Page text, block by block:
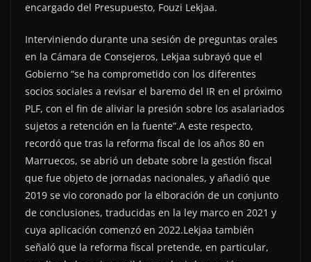
encargado del Presupuesto, Fouzi Lekjaa.
Interviniendo durante una sesión de preguntas orales
en la Cámara de Consejeros, Lekjaa subrayó que el
Gobierno “se ha comprometido con los diferentes
socios sociales a revisar el baremo del IR en el próximo
PLF, con el fin de aliviar la presión sobre los asalariados
sujetos a retención en la fuente”.A este respecto,
recordó que tras la reforma fiscal de los años 80 en
Marruecos, se abrió un debate sobre la gestión fiscal
que fue objeto de jornadas nacionales, y añadió que
2019 se vio coronado por la elboración de un conjunto
de conclusiones, traducidas en la ley marco en 2021 y
cuya aplicación comenzó en 2022.Lekjaa también
señaló que la reforma fiscal pretende, en particular,